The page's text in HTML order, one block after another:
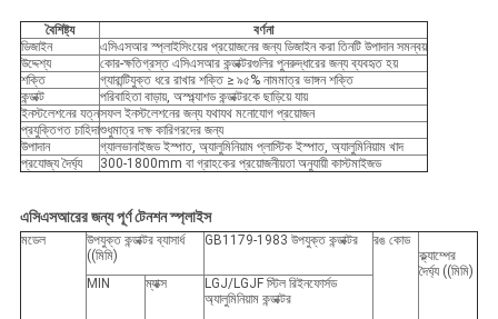
বৈশিষ্ট্য
বর্ণনা
ডিজাইন
এসিএসআর স্প্লাইসিংয়ের প্রয়োজনের জন্য ডিজাইন করা তিনটি উপাদান সমন্বয়
উদ্দেশ্য
কোর-ক্ষতিগ্রস্ত এসিএসআর কন্ডাক্টরগুলির পুনরুদ্ধারের জন্য ব্যবহৃত হয়
শক্তি
গ্যারান্টিযুক্ত ধরে রাখার শক্তি ≥ ৯৫% নামমাত্র ভাঙ্গন শক্তি
কন্ডাক্ট
পরিবাহিতা বাড়ায়, অস্প্ল্যাশড কন্ডাক্টরকে ছাড়িয়ে যায়
ইনস্টলেশনের যত্নসফল ইনস্টলেশনের জন্য যথাযথ মনোযোগ প্রয়োজন
প্রযুক্তিগত চাহিদাশুধুমাত্র দক্ষ কারিগরদের জন্য
উপাদান
গ্যালভানাইজড ইস্পাত, অ্যালুমিনিয়াম প্লাস্টিক ইস্পাত, অ্যালুমিনিয়াম খাদ
প্রযোজ্য দৈর্ঘ্য
300-1800mm বা গ্রাহকের প্রয়োজনীয়তা অনুযায়ী কাস্টমাইজড
এসিএসআরের জন্য পূর্ণ টেনশন স্প্লাইস
মডেল
উপযুক্ত কন্ডাক্টর ব্যাসার্ধ
((মিমি)
GB1179-1983 উপযুক্ত কন্ডাক্টর
রঙ কোড
ক্ল্যাম্পের
দৈর্ঘ্য ((মিমি)
MIN ম্যাক্স
LGJ/LGJF স্টিল রিইনফোর্সড
অ্যালুমিনিয়াম কন্ডাক্টর